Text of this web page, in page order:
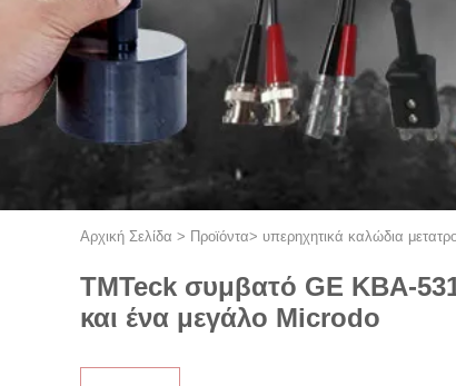
Αρχική Σελίδα > Προϊόντα> υπερηχητικά καλώδια
TMTeck συμβατό GE KBA-
και ένα μεγάλο Microdo